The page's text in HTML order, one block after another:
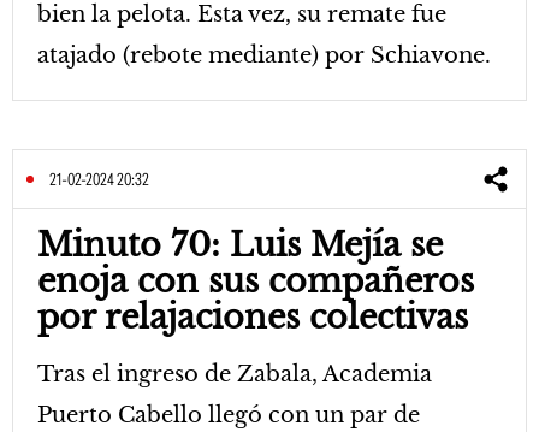
bien la pelota. Esta vez, su remate fue
atajado (rebote mediante) por Schiavone.
21-02-2024 20:32
Minuto 70: Luis Mejía se
enoja con sus compañeros
por relajaciones colectivas
Tras el ingreso de Zabala, Academia
Puerto Cabello llegó con un par de